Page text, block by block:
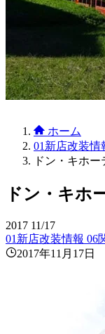
ホーム
01新店改装情
ドン・キホ
ドン・キホ
2017 11/17
01新店改装情報 06
2017年11月17日